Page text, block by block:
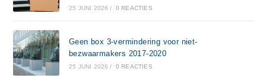
25 JUNI 2026 / 0 REACTIES
Geen box 3-vermindering voor niet-
bezwaarmakers 2017-2020
25 JUNI 2026 / 0 REACTIES